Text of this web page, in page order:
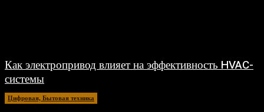
Как электропривод влияет на эффективность HVAC-
системы
Цифровая, Бытовая техника